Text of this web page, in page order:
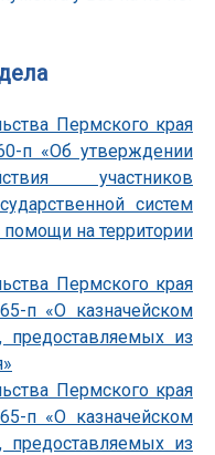
Пермского края
п «Об утверждении
участников
систем
на территории
Пермского края
п «О казначейском
предоставляемых из
Пермского края
п «О казначейском
предоставляемых из